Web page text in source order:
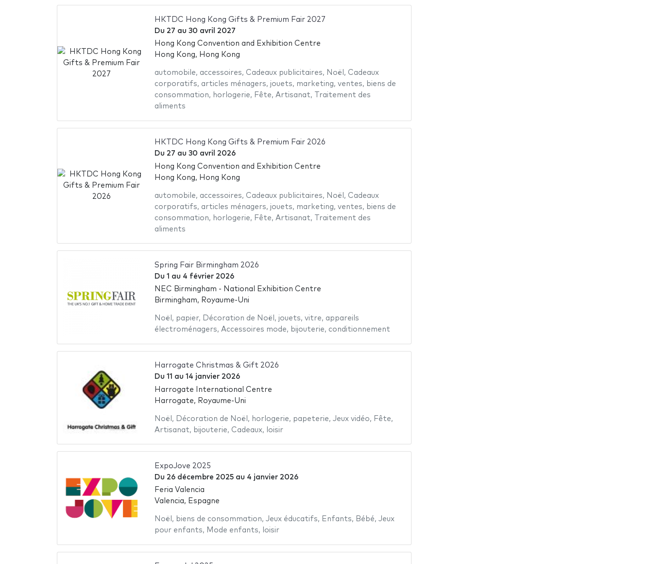
HKTDC Hong Kong Gifts & Premium Fair 2027
Du 27 au 30 avril 2027
Hong Kong Convention and Exhibition Centre
Hong Kong, Hong Kong
automobile, accessoires, Cadeaux publicitaires, Noël , Cadeaux
corporatifs, articles ménagers, jouets, marketing, ventes, biens de
consommation, horlogerie, Fête, Artisanat,
Traitement des
aliments
HKTDC Hong Kong Gifts & Premium Fair 2026
Du 27 au 30 avril 2026
Hong Kong Convention and Exhibition Centre
Hong Kong, Hong Kong
automobile, accessoires, Cadeaux publicitaires, Noël , Cadeaux
corporatifs, articles ménagers, jouets, marketing, ventes, biens de
consommation, horlogerie, Fête, Artisanat,
Traitement des
aliments
Spring Fair Birmingham 2026
Du 1 au 4 février 2026
NEC Birmingham - National Exhibition Centre
Birmingham, Royaume-Uni
Noël , papier, Décoration de Noël , jouets, vitre, appareils
électroménagers, Accessoires mode, bijouterie, conditionnement
Harrogate Christmas & Gift 2026
Du 11 au 14 janvier 2026
Harrogate International Centre
Harrogate, Royaume-Uni
Noël , Décoration de Noël , horlogerie, papeterie, Jeux vidéo, Fête,
Artisanat, bijouterie, Cadeaux, loisir
ExpoJove 2025
Du 26 décembre 2025au 4 janvier 2026
Feria Valencia
Valencia, Espagne
Noël , biens de consommation, Jeux éducatifs, Enfants, Bébé, Jeux
pour enfants, Mode enfants, loisir